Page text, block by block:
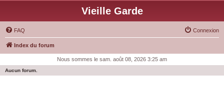
Vieille Garde
FAQ Connexion
Index du forum
Nous sommes le sam. août 08, 2026 3:25 am
Aucun forum.